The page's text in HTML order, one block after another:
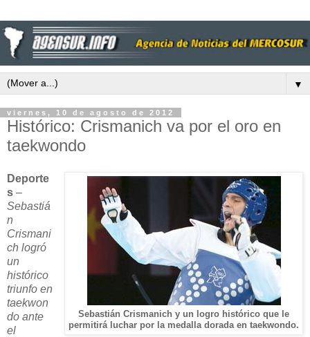
▼
viernes, 10 de agosto de 2012
Histórico: Crismanich va por el oro en
taekwondo
Sebastián Crismanich y un logro histórico que le
permitirá luchar por la medalla dorada en taekwondo.
Deporte
s –
Sebastiá
n
Crismani
ch logró
un
histórico
triunfo en
taekwon
do ante
el